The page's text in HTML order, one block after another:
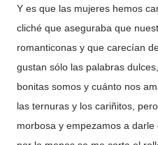
Y es que las mujeres hemos
cliché que aseguraba que
romanticonas y que carecían
gustan sólo las palabras
bonitas somos y cuánto nos
las ternuras y los cariñitos,
morbosa y empezamos a